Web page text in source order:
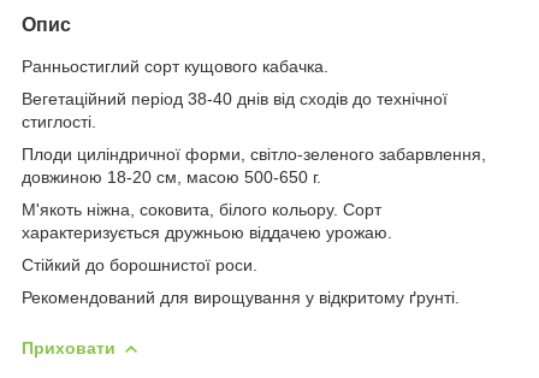
Опис
Ранньостиглий сорт кущового кабачка.
Вегетаційний період 38-40 днів від сходів до технічної
стиглості.
Плоди циліндричної форми, світло-зеленого забарвлення,
довжиною 18-20 см, масою 500-650 г.
М'якоть ніжна, соковита, білого кольору. Сорт
характеризується дружньою віддачею урожаю.
Стійкий до борошнистої роси.
Рекомендований для вирощування у відкритому ґрунті.
Приховати